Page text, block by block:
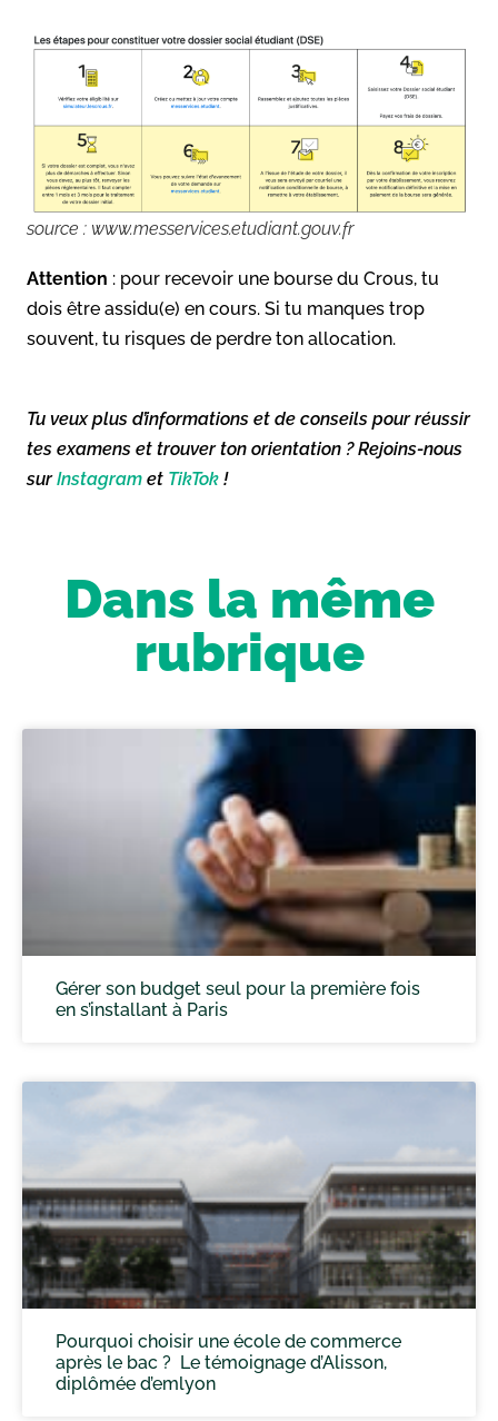
source : www.messervices.etudiant.gouv.fr
Attention : pour recevoir une bourse du Crous, tu
dois être assidu(e) en cours. Si tu manques trop
souvent, tu risques de perdre ton allocation.
Tu veux plus d’informations et de conseils pour réussir
tes examens et trouver ton orientation ? Rejoins-nous
surInstagram et TikTok !
Dans la même
rubrique
Gérer son budget seul pour la première fois
en s’installant à Paris
Pourquoi choisir une école de commerce
après le bac ? Le témoignage d’Alisson,
diplômée d’emlyon